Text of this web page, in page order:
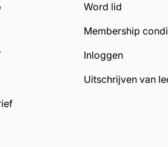
Word lid
Membership
Inloggen
Uitschrijven van